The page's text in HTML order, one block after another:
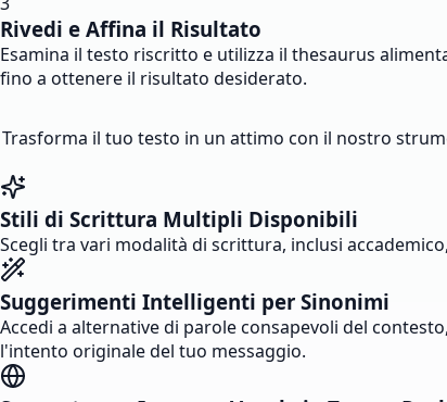
Rivedi e Affina il Risultato
Esamina il testo riscritto e utilizza il thesaurus
fino a ottenere il risultato desiderato.
Trasforma il tuo testo in un attimo con il nostro
Stili di Scrittura Multipli Disponibili
Scegli tra vari modalità di scrittura, inclusi
Suggerimenti Intelligenti per Sinonimi
Accedi a alternative di parole consapevoli del
l'intento originale del tuo messaggio.